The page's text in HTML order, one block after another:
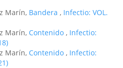
Marín, Bandera , Infectio: VOL.
Marín, Contenido , Infectio:
Marín, Contenido , Infectio: